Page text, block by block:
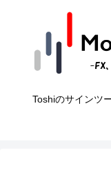
Toshiのサインツ